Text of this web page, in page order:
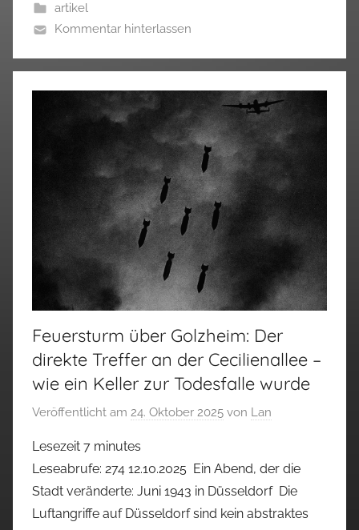
artikel
Kommentar hinterlassen
Feuersturm über Golzheim: Der
direkte Treffer an der Cecilienallee –
wie ein Keller zur Todesfalle wurde
Veröffentlicht am 24. Oktober 2025 von Lan
Lesezeit 7 minutes
Leseabrufe: 274 12.10.2025 Ein Abend, der die
Stadt veränderte: Juni 1943 in Düsseldorf Die
Luftangriffe auf Düsseldorf sind kein abstraktes